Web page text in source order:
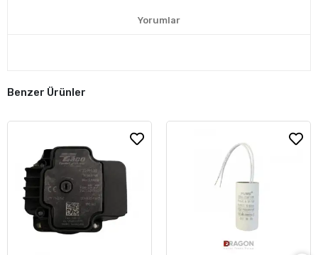
Yorumlar
Benzer Ürünler